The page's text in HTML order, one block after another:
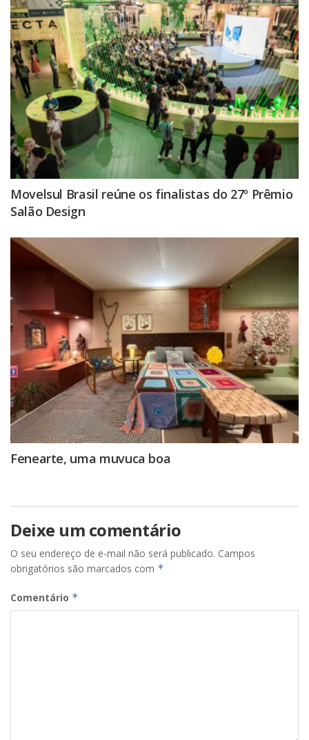
Movelsul Brasil reúne os finalistas do 27º Prêmio
Salão Design
Fenearte, uma muvuca boa
Deixe um comentário
O seu endereço de e-mail não será publicado. Campos
obrigatórios são marcados com *
Comentário *